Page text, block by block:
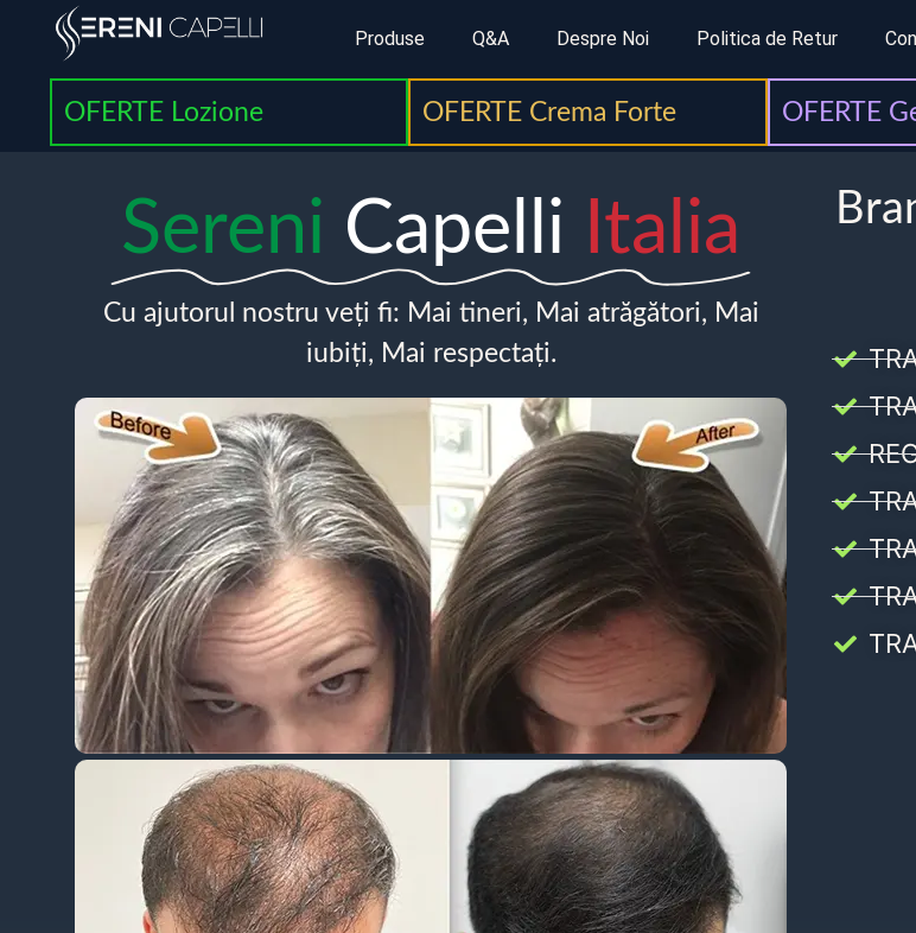
Produse Q&A Despre Noi Politica de Retur
OFERTE Lozione OFERTE Crema Forte OFERTE
Sereni Capelli Italia
Cu ajutorul nostru veți fi: Mai tineri, Mai atrăgători, Mai
iubiți, Mai respectați.